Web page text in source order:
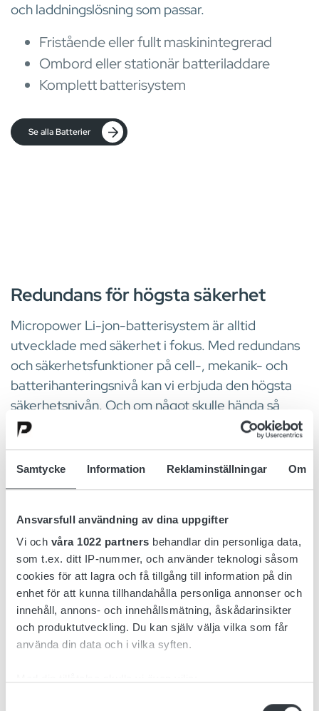
Samtycke Information Reklaminställningar Om
Ansvarsfull användning av dina uppgifter
Vi och våra 1022 partners behandlar din personliga data,
som t.ex. ditt IP-nummer, och använder teknologi såsom
cookies för att lagra och få tillgång till information på din
enhet för att kunna tillhandahålla personliga annonser och
innehåll, annons- och innehållsmätning, åskådarinsikter
och produktutveckling. Du kan själv välja vilka som får
använda din data och i vilka syften.
och laddningslösning som passar.
Fristående eller fullt maskinintegrerad
Ombord eller stationär batteriladdare
Komplett batterisystem
Se alla Batterier
Redundans för högsta säkerhet
Micropower Li-jon-batterisystem är alltid
utvecklade med säkerhet i fokus. Med redundans
och säkerhetsfunktioner på cell-, mekanik- och
batterihanteringsnivå kan vi erbjuda den högsta
säkerhetsnivån. Och om något skulle hända så
finns det alltid ytterligare en säkerhetsnivå.
internationella direktiv
Läs mer om Litiumteknik